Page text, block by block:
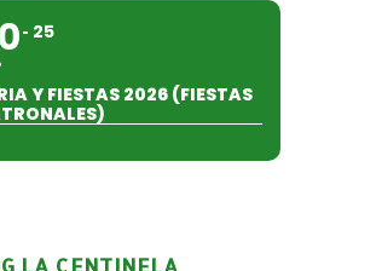
25
Y FIESTAS 2026 (FIESTAS
LA CENTINELA